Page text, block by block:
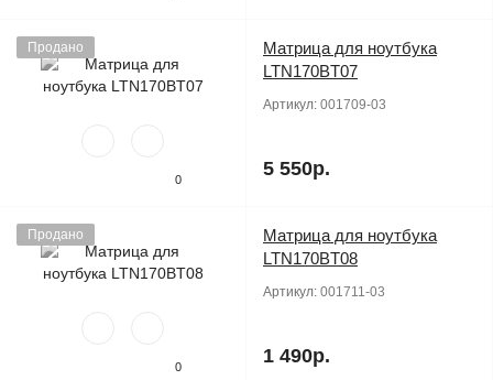
Продано
0
Матрица для ноутбука
LTN170BT07
Артикул: 001709-03
5 550р.
Продано
0
Матрица для ноутбука
LTN170BT08
Артикул: 001711-03
1 490р.